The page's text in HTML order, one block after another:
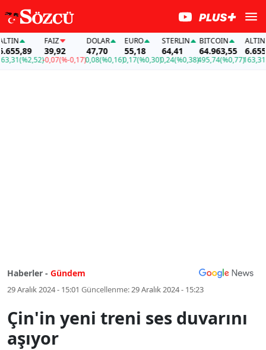
(%2,52)
FAİZ
39,92
-0,07(%-0,17)
DOLAR
47,70
0,08(%0,16)
EURO
55,18
0,17(%0,30)
STERLIN
64,41
0,24(%0,38)
BITCOIN
64.963,55
495,74(%0,77)
ALTIN
6.655,89
163,31
Haberler - Gündem
29 Aralık 2024 - 15:01 Güncellenme:29 Aralık 2024 - 15:23
Çin'in yeni treni ses duvarını
aşıyor